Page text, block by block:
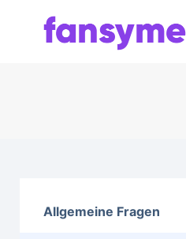
Allgemeine Fragen